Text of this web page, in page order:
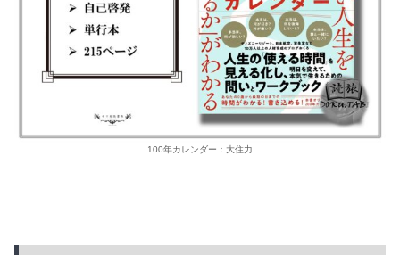
100年カレンダー：大住力